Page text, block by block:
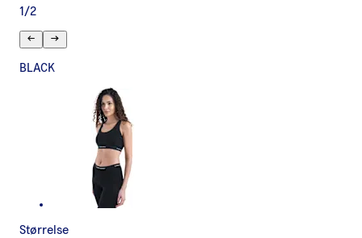
1 /2
BLACK
Størrelse